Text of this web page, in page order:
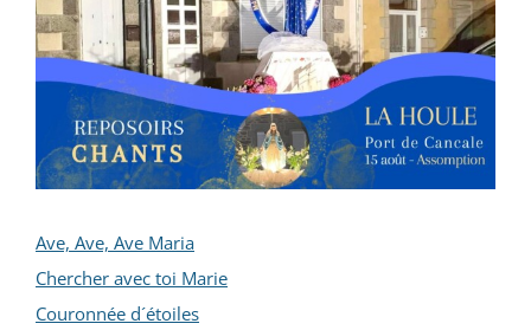
Adultes, jeunes et famille
Actualités
Contact
agrandie
Ave, Ave, Ave Maria
Chercher avec toi Marie
Couronnée d´étoiles